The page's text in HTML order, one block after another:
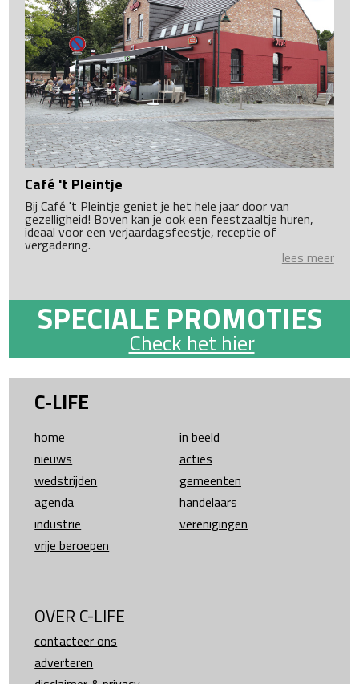
Café 't Pleintje
Bij Café 't Pleintje geniet je het hele jaar door van
gezelligheid! Boven kan je ook een feestzaaltje huren,
ideaal voor een verjaardagsfeestje, receptie of
vergadering.
lees meer
SPECIALE PROMOTIES
Check het hier
C-LIFE
home
in beeld
nieuws
acties
wedstrijden
gemeenten
agenda
handelaars
industrie
verenigingen
vrije beroepen
OVER C-LIFE
contacteer ons
adverteren